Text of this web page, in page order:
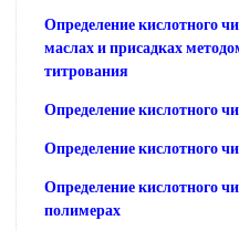
Определение кислотного
маслах и присадках
титрования
Определение кислотного
Определение кислотного
Определение кислотного
полимерах